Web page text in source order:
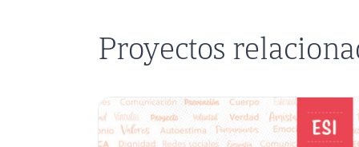
Proyectos